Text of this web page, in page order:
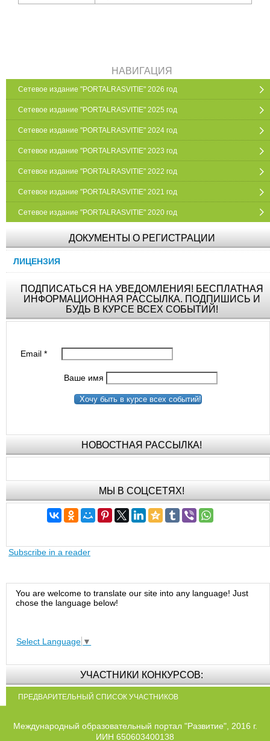
НАВИГАЦИЯ
Сетевое издание "PORTALRASVITIE" 2026 год
Сетевое издание "PORTALRASVITIE" 2025 год
Сетевое издание "PORTALRASVITIE" 2024 год
Сетевое издание "PORTALRASVITIE" 2023 год
Сетевое издание "PORTALRASVITIE" 2022 год
Сетевое издание "PORTALRASVITIE" 2021 год
Сетевое издание "PORTALRASVITIE" 2020 год
ДОКУМЕНТЫ О РЕГИСТРАЦИИ
ЛИЦЕНЗИЯ
ПОДПИСАТЬСЯ НА УВЕДОМЛЕНИЯ! БЕСПЛАТНАЯ
ИНФОРМАЦИОННАЯ РАССЫЛКА. ПОДПИШИСЬ И
БУДЬ В КУРСЕ ВСЕХ СОБЫТИЙ!
Email*
Ваше имя
Хочу быть в курсе всех событий!
НОВОСТНАЯ РАССЫЛКА!
МЫ В СОЦСЕТЯХ!
Subscribe in a reader
You are welcome to translate our site into any language! Just
chose the language below!
Select Language ▼
УЧАСТНИКИ КОНКУРСОВ:
ПРЕДВАРИТЕЛЬНЫЙ СПИСОК УЧАСТНИКОВ
Международный образовательный портал "Развитие", 2016 г.
ИИН 650603400138